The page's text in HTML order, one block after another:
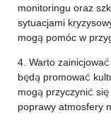
monitoringu oraz
sytuacjami
mogą pomóc w
4. Warto
będą promować
mogą przyczynić
poprawy atmosfery